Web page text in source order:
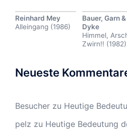
Reinhard Mey
Alleingang (1986)
Bauer, Garn &
Dyke
Himmel,
Zwirn!! (1982)
Neueste
Besucher zu Heutige
pelz zu Heutige Bedeutung